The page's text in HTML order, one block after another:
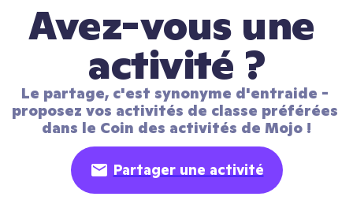
Avez-vous une
activité ?
Le partage, c'est synonyme d'entraide -
proposez vos activités de classe préférées
dans le Coin des activités de Mojo !
Partager une activité